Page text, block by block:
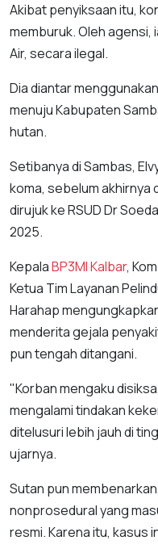
Akibat penyiksaan itu,
memburuk. Oleh agensi,
Air, secara ilegal.
Dia diantar
menuju Kabupaten
hutan.
Setibanya di Sambas,
koma, sebelum akhirnya
dirujuk ke RSUD Dr
2025.
KepalaBP3MI Kalbar,
Ketua Tim Layanan
Harahap
menderita gejala
pun tengah ditangani.
"Korban mengaku
mengalami tindakan
ditelusuri lebih jauh di
ujarnya.
Sutan pun
nonprosedural yang
resmi. Karena itu, kasus